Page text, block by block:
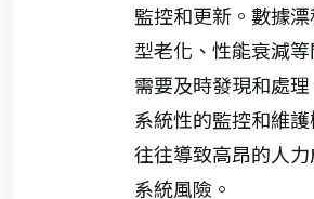
監控和更新。數據
型老化、性能衰減
需要及時發現和處
系統性的監控和維護
往往導致高昂的人
系統風險。